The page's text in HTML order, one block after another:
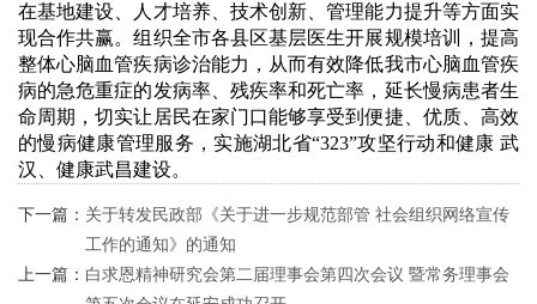
在基地建设、人才培养、技术创新、管理能力提升等方面实
现合作共赢。组织全市各县区基层医生开展规模培训，提高
整体心脑血管疾病诊治能力，从而有效降低我市心脑血管疾
病的急危重症的发病率、残疾率和死亡率，延长慢病患者生
命周期，切实让居民在家门口能够享受到便捷、优质、高效
的慢病健康管理服务，实施湖北省“323”攻坚行动和健康 武
汉、健康武昌建设。
下一篇： 关于转发民政部《关于进一步规范部管 社会组织网络宣传
工作的通知》的通知
上一篇： 白求恩精神研究会第二届理事会第四次会议 暨常务理事会